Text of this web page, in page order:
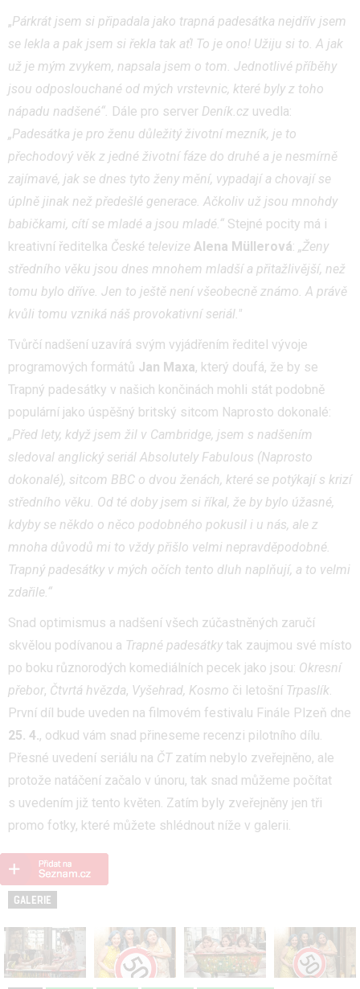
„Párkrát jsem si připadala jako trapná padesátka nejdřív jsem
se lekla a pak jsem si řekla tak ať! To je ono! Užiju si to. A jak
už je mým zvykem, napsala jsem o tom. Jednotlivé příběhy
jsou odposlouchané od mých vrstevnic, které byly z toho
nápadu nadšené“. Dále pro server Deník.cz uvedla:
„Padesátka je pro ženu důležitý životní mezník, je to
přechodový věk z jedné životní fáze do druhé a je nesmírně
zajímavé, jak se dnes tyto ženy mění, vypadají a chovají se
úplně jinak než předešlé generace. Ačkoliv už jsou mnohdy
babičkami, cítí se mladé a jsou mladé.“ Stejné pocity má i
kreativní ředitelka České televize Alena Müllerová: „Ženy
středního věku jsou dnes mnohem mladší a přitažlivější, než
tomu bylo dříve. Jen to ještě není všeobecně známo. A právě
kvůli tomu vzniká náš provokativní seriál."
Tvůrčí nadšení uzavírá svým vyjádřením ředitel vývoje
programových formátů Jan Maxa, který doufá, že by se
Trapný padesátky v našich končinách mohli stát podobně
populární jako úspěšný britský sitcom Naprosto dokonalé:
„Před lety, když jsem žil v Cambridge, jsem s nadšením
sledoval anglický seriál Absolutely Fabulous (Naprosto
dokonalé), sitcom BBC o dvou ženách, které se potýkají s krizí
středního věku. Od té doby jsem si říkal, že by bylo úžasné,
kdyby se někdo o něco podobného pokusil i u nás, ale z
mnoha důvodů mi to vždy přišlo velmi nepravděpodobné.
Trapný padesátky v mých očích tento dluh naplňují, a to velmi
zdařile.“
Snad optimismus a nadšení všech zúčastněných zaručí
skvělou podívanou a Trapné padesátky tak zaujmou své místo
po boku různorodých komediálních pecek jako jsou: Okresní
přebor, Čtvrtá hvězda, Vyšehrad, Kosmo či letošní Trpaslík.
První díl bude uveden na filmovém festivalu Finále Plzeň dne
25. 4., odkud vám snad přineseme recenzi pilotního dílu.
Přesné uvedení seriálu na ČT zatím nebylo zveřejněno, ale
protože natáčení začalo v únoru, tak snad můžeme počítat
s uvedením již tento květen. Zatím byly zveřejněny jen tři
promo fotky, které můžete shlédnout níže v galerii.
GALERIE